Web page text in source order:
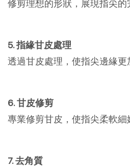
修剪理想的形狀，展現指尖的
5. 指緣甘皮處理
透過甘皮處理，使指尖邊緣更
6. 甘皮修剪
專業修剪甘皮，使指尖柔軟細
7. 去角質